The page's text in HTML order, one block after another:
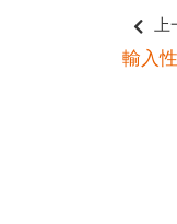
上
輸入